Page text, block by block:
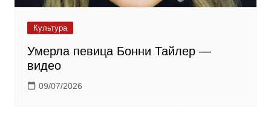
Культура
Умерла певица Бонни Тайлер —
видео
09/07/2026